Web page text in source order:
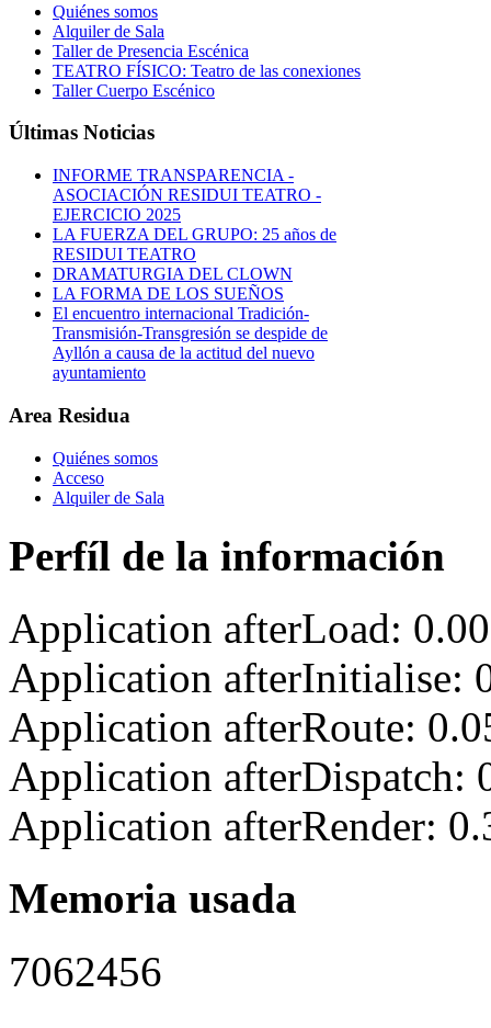
Quiénes somos
Alquiler de Sala
Taller de Presencia Escénica
TEATRO FÍSICO: Teatro de las conexiones
Taller Cuerpo Escénico
Últimas Noticias
INFORME TRANSPARENCIA -
ASOCIACIÓN RESIDUI TEATRO -
EJERCICIO 2025
LA FUERZA DEL GRUPO: 25 años de
RESIDUI TEATRO
DRAMATURGIA DEL CLOWN
LA FORMA DE LOS SUEÑOS
El encuentro internacional Tradición-
Transmisión-Transgresión se despide de
Ayllón a causa de la actitud del nuevo
ayuntamiento
Area Residua
Quiénes somos
Acceso
Alquiler de Sala
Perfíl de la información
Application afterLoad:
Application afterInitialise:
Application afterRoute:
Application afterDispatch:
Application afterRender:
Memoria usada
7062456